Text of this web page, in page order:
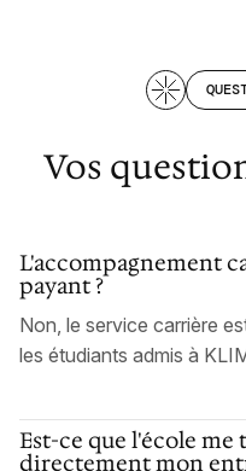
Vos
L'accompagnement
payant ?
Non, le service carrière
les étudiants admis à
Est-ce que l'école me
directement mon